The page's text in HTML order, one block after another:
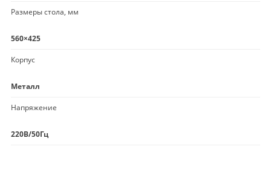
Размеры стола, мм
560×425
Корпус
Металл
Напряжение
220В/50Гц